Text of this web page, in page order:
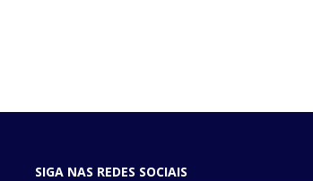
SIGA NAS REDES SOCIAIS